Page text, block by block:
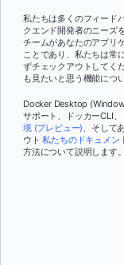
私たちは多くのフィード
クエンド開発者のニーズ
チームがあなたのアプリ
ことであり、私たちは常
ずチェックアウトしてく
も見たいと思う機能につ
Docker Desktop
サポート、ドッカーCLI、
境 (プレビュー) 、そし
ウト私たちのドキュメン
方法について説明します。